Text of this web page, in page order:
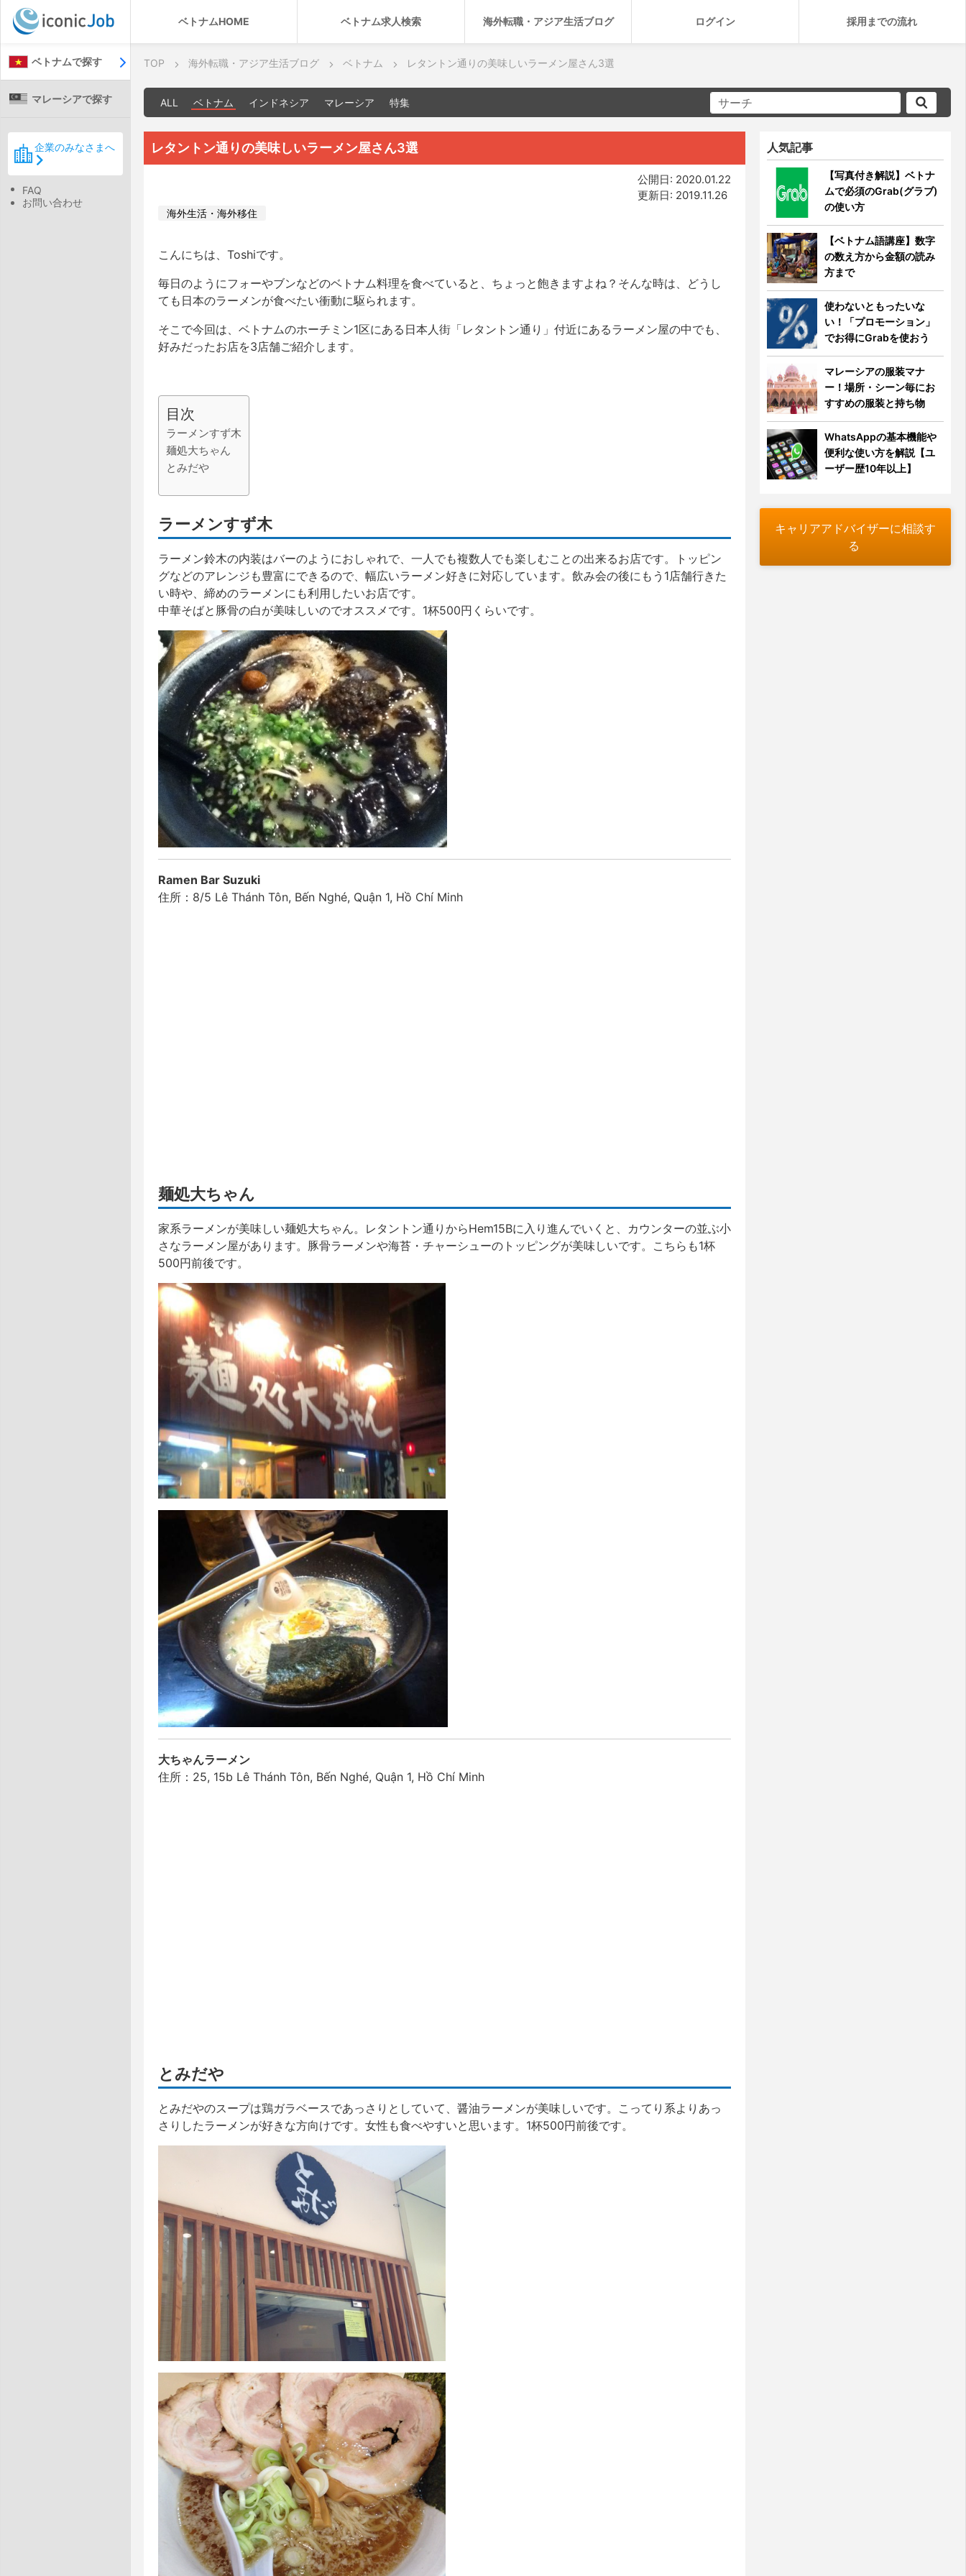
ベトナムHOME ベトナム求人検索 海外転職・アジア生活ブログ ログイン 採用までの流れ
ベトナムで探す
マレーシアで探す
企業のみなさまへ
FAQ
お問い合わせ
TOP 海外転職・アジア生活ブログ ベトナム レタントン通りの美味しいラーメン屋さん3選
ALL ベトナム インドネシア マレーシア 特集
レタントン通りの美味しいラーメン屋さん3選
公開日: 2020.01.22
更新日: 2019.11.26
海外生活・海外移住
こんにちは、Toshiです。
毎日のようにフォーやブンなどのベトナム料理を食べていると、ちょっと飽きますよね？そんな時は、どうし
ても日本のラーメンが食べたい衝動に駆られます。
そこで今回は、ベトナムのホーチミン1区にある日本人街「レタントン通り」付近にあるラーメン屋の中でも、
好みだったお店を3店舗ご紹介します。
目次
ラーメンすず木
麺処大ちゃん
とみだや
ラーメンすず木
ラーメン鈴木の内装はバーのようにおしゃれで、一人でも複数人でも楽しむことの出来るお店です。トッピン
グなどのアレンジも豊富にできるので、幅広いラーメン好きに対応しています。飲み会の後にもう1店舗行きた
い時や、締めのラーメンにも利用したいお店です。
中華そばと豚骨の白が美味しいのでオススメです。1杯500円くらいです。
Ramen Bar Suzuki
住所：8/5 Lê Thánh Tôn, Bến Nghé, Quận 1, Hồ Chí Minh
麺処大ちゃん
家系ラーメンが美味しい麺処大ちゃん。レタントン通りからHem15Bに入り進んでいくと、カウンターの並ぶ小
さなラーメン屋があります。豚骨ラーメンや海苔・チャーシューのトッピングが美味しいです。こちらも1杯
500円前後です。
大ちゃんラーメン
住所：25, 15b Lê Thánh Tôn, Bến Nghé, Quận 1, Hồ Chí Minh
とみだや
とみだやのスープは鶏ガラベースであっさりとしていて、醤油ラーメンが美味しいです。こってり系よりあっ
さりしたラーメンが好きな方向けです。女性も食べやすいと思います。1杯500円前後です。
人気記事
【写真付き解説】ベトナ
ムで必須のGrab(グラブ)
の使い方
【ベトナム語講座】数字
の数え方から金額の読み
方まで
使わないともったいな
い！「プロモーション」
でお得にGrabを使おう
マレーシアの服装マナ
ー！場所・シーン毎にお
すすめの服装と持ち物
WhatsAppの基本機能や
便利な使い方を解説【ユ
ーザー歴10年以上】
キャリアアドバイザーに相談す
る